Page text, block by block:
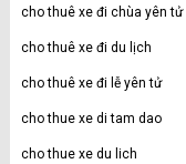
cho thuê xe đi chùa yên tử
cho thuê xe đi du lịch
cho thuê xe đi lễ yên tử
cho thue xe di tam dao
cho thue xe du lich